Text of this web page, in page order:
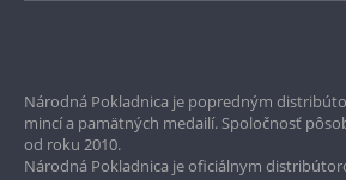
Garancia najvyššej kvality
Iba originálne produkty
Národná Pokladnica je popredným
mincí a pamätných medailí. Spoločnosť
od roku 2010.
Národná Pokladnica je oficiálnym